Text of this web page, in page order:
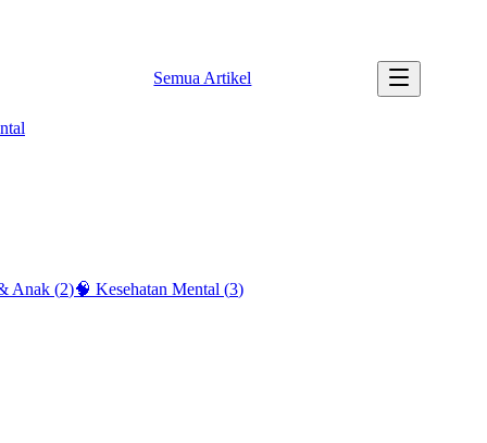
Semua Artikel
Anak (2)🧠 Kesehatan Mental (3)